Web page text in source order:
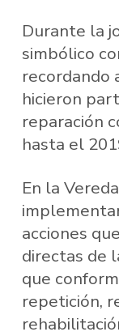
Durante la
simbólico
recordando
hicieron
reparación
hasta el
En la
acciones
directas de
que
repetición,